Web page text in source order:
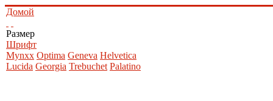
Домой
Размер
Шрифт
Mynxx Optima Geneva Helvetica
Lucida Georgia Trebuchet Palatino